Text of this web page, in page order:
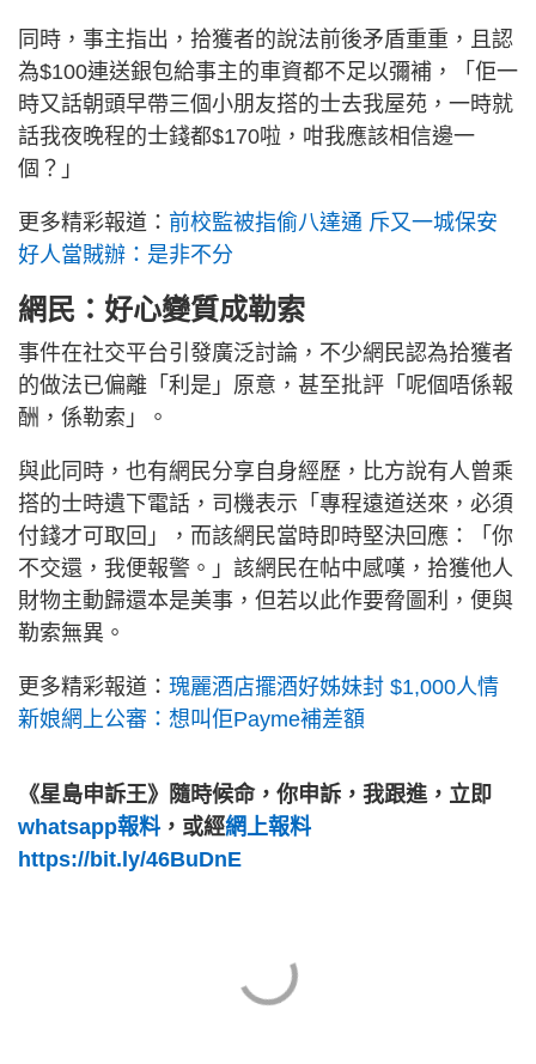
同時，事主指出，拾獲者的說法前後矛盾重重，且認
為$100連送銀包給事主的車資都不足以彌補，「佢一
時又話朝頭早帶三個小朋友搭的士去我屋苑，一時就
話我夜晚程的士錢都$170啦，咁我應該相信邊一
個？」
更多精彩報道： 前校監被指偷八達通 斥又一城保安
好人當賊辦：是非不分
網民：好心變質成勒索
事件在社交平台引發廣泛討論，不少網民認為拾獲者
的做法已偏離「利是」原意，甚至批評「呢個唔係報
酬，係勒索」。
與此同時，也有網民分享自身經歷，比方說有人曾乘
搭的士時遺下電話，司機表示「專程遠道送來，必須
付錢才可取回」，而該網民當時即時堅決回應：「你
不交還，我便報警。」該網民在帖中感嘆，拾獲他人
財物主動歸還本是美事，但若以此作要脅圖利，便與
勒索無異。
更多精彩報道： 瑰麗酒店擺酒好姊妹封 $1,000人情
新娘網上公審：想叫佢Payme補差額
《星島申訴王》隨時候命，你申訴，我跟進，立即
whatsapp報料，或經網上報料
https://bit.ly/46BuDnE